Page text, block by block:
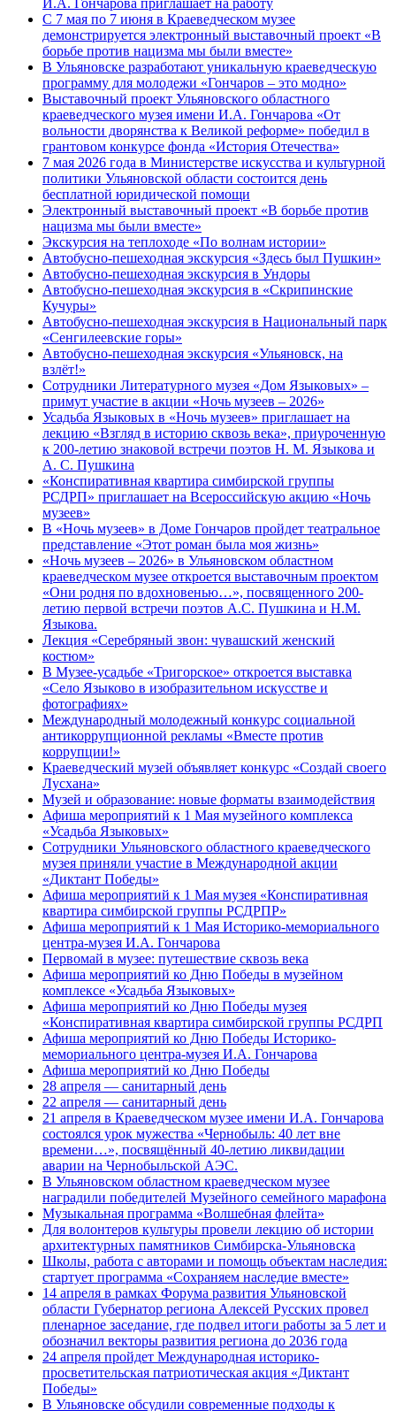
И.А. Гончарова приглашает на работу
С 7 мая по 7 июня в Краеведческом музее
демонстрируется электронный выставочный проект «В
борьбе против нацизма мы были вместе»
В Ульяновске разработают уникальную краеведческую
программу для молодежи «Гончаров – это модно»
Выставочный проект Ульяновского областного
краеведческого музея имени И.А. Гончарова «От
вольности дворянства к Великой реформе» победил в
грантовом конкурсе фонда «История Отечества»
7 мая 2026 года в Министерстве искусства и культурной
политики Ульяновской области состоится день
бесплатной юридической помощи
Электронный выставочный проект «В борьбе против
нацизма мы были вместе»
Экскурсия на теплоходе «По волнам истории»
Автобусно-пешеходная экскурсия «Здесь был Пушкин»
Автобусно-пешеходная экскурсия в Ундоры
Автобусно-пешеходная экскурсия в «Скрипинские
Кучуры»
Автобусно-пешеходная экскурсия в Национальный парк
«Сенгилеевские горы»
Автобусно-пешеходная экскурсия «Ульяновск, на
взлёт!»
Сотрудники Литературного музея «Дом Языковых» –
примут участие в акции «Ночь музеев – 2026»
Усадьба Языковых в «Ночь музеев» приглашает на
лекцию «Взгляд в историю сквозь века», приуроченную
к 200-летию знаковой встречи поэтов Н. М. Языкова и
А. С. Пушкина
«Конспиративная квартира симбирской группы
РСДРП» приглашает на Всероссийскую акцию «Ночь
музеев»
В «Ночь музеев» в Доме Гончаров пройдет театральное
представление «Этот роман была моя жизнь»
«Ночь музеев – 2026» в Ульяновском областном
краеведческом музее откроется выставочным проектом
«Они родня по вдохновенью…», посвященного 200-
летию первой встречи поэтов А.С. Пушкина и Н.М.
Языкова.
Лекция «Серебряный звон: чувашский женский
костюм»
В Музее-усадьбе «Тригорское» откроется выставка
«Село Языково в изобразительном искусстве и
фотографиях»
Международный молодежный конкурс социальной
антикоррупционной рекламы «Вместе против
коррупции!»
Краеведческий музей объявляет конкурс «Создай своего
Лусхана»
Музей и образование: новые форматы взаимодействия
Афиша мероприятий к 1 Мая музейного комплекса
«Усадьба Языковых»
Сотрудники Ульяновского областного краеведческого
музея приняли участие в Международной акции
«Диктант Победы»
Афиша мероприятий к 1 Мая музея «Конспиративная
квартира симбирской группы РСДРПР»
Афиша мероприятий к 1 Мая Историко-мемориального
центра-музея И.А. Гончарова
Первомай в музее: путешествие сквозь века
Афиша мероприятий ко Дню Победы в музейном
комплексе «Усадьба Языковых»
Афиша мероприятий ко Дню Победы музея
«Конспиративная квартира симбирской группы РСДРП
Афиша мероприятий ко Дню Победы Историко-
мемориального центра-музея И.А. Гончарова
Афиша мероприятий ко Дню Победы
28 апреля — санитарный день
22 апреля — санитарный день
21 апреля в Краеведческом музее имени И.А. Гончарова
состоялся урок мужества «Чернобыль: 40 лет вне
времени…», посвящённый 40-летию ликвидации
аварии на Чернобыльской АЭС.
В Ульяновском областном краеведческом музее
наградили победителей Музейного семейного марафона
Музыкальная программа «Волшебная флейта»
Для волонтеров культуры провели лекцию об истории
архитектурных памятников Симбирска-Ульяновска
Школы, работа с авторами и помощь объектам наследия:
стартует программа «Сохраняем наследие вместе»
14 апреля в рамках Форума развития Ульяновской
области Губернатор региона Алексей Русских провел
пленарное заседание, где подвел итоги работы за 5 лет и
обозначил векторы развития региона до 2036 года
24 апреля пройдет Международная историко-
просветительская патриотическая акция «Диктант
Победы»
В Ульяновске обсудили современные подходы к